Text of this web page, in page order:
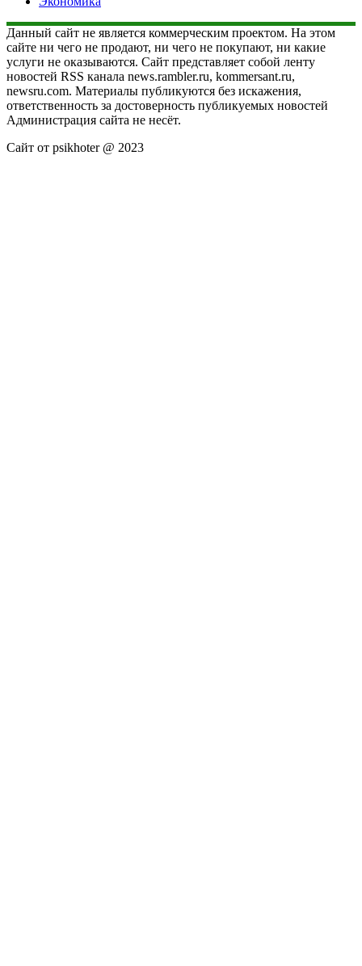
Данный сайт не является коммерческим проектом. На этом
сайте ни чего не продают, ни чего не покупают, ни какие
услуги не оказываются. Сайт представляет собой ленту
новостей RSS канала news.rambler.ru, kommersant.ru,
newsru.com. Материалы публикуются без искажения,
ответственность за достоверность публикуемых новостей
Администрация сайта не несёт.
Сайт от psikhoter @ 2023